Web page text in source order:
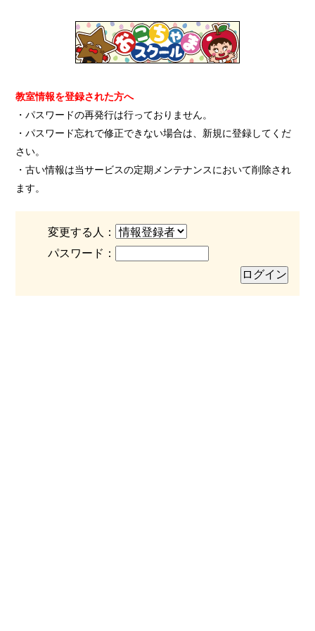
教室情報を登録された方へ
・パスワードの再発行は行っておりません。
・パスワード忘れで修正できない場合は、新規に登録してくだ
さい。
・古い情報は当サービスの定期メンテナンスにおいて削除され
ます。
変更する人：
パスワード：